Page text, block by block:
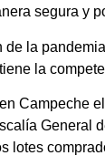
segura y
la
la
Campeche
General
lotes